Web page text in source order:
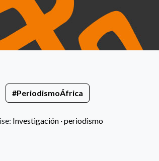
#PeriodismoÁfrica
Investigación ·periodismo